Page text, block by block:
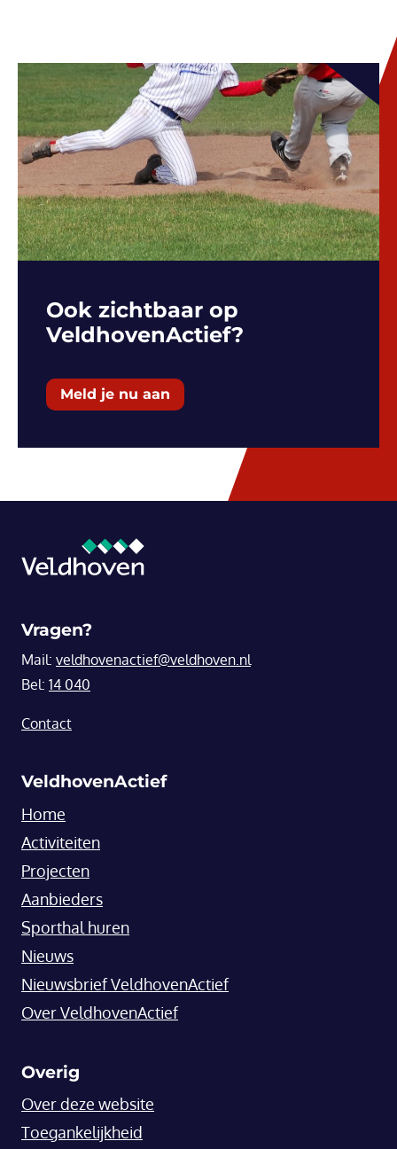
Ook zichtbaar op
VeldhovenActief?
Meld je nu aan
Vragen?
Mail: veldhovenactief@veldhoven.nl
Bel: 14 040
Contact
VeldhovenActief
Home
Activiteiten
Projecten
Aanbieders
Sporthal huren
Nieuws
Nieuwsbrief VeldhovenActief
Over VeldhovenActief
Overig
Over deze website
Toegankelijkheid